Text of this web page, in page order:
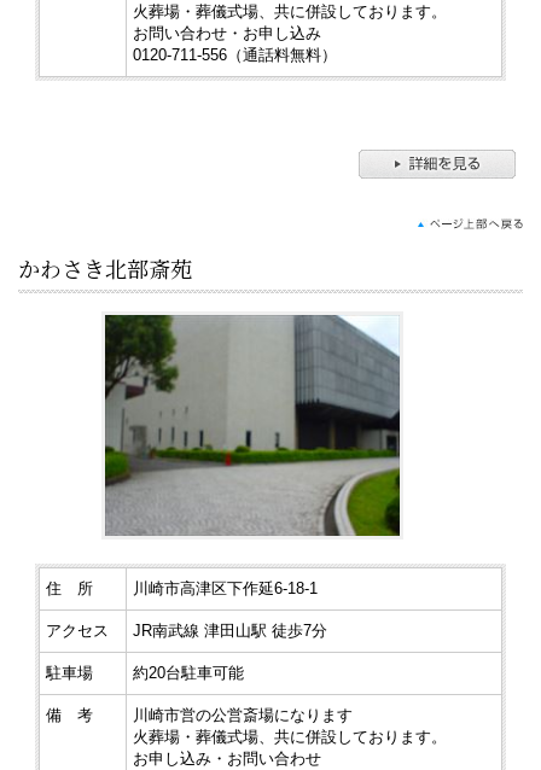
火葬場・葬儀式場、共に併設しております。
お問い合わせ・お申し込み
0120-711-556（通話料無料）
かわさき北部斎苑
住 所 川崎市高津区下作延6-18-1
アクセス JR南武線 津田山駅 徒歩7分
駐車場 約20台駐車可能
備 考
川崎市営の公営斎場になります
火葬場・葬儀式場、共に併設しております。
お申し込み・お問い合わせ